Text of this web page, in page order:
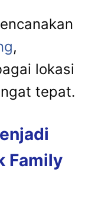
,
lokasi
tepat.
Family